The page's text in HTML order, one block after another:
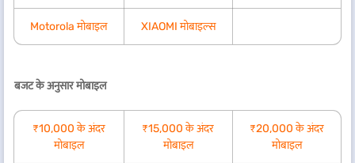
Motorola मोबाइल XIAOMI मोबाइल्स
बजट के अनुसार मोबाइल
₹10,000 के अंदर
मोबाइल
₹15,000 के अंदर
मोबाइल
₹20,000 के अंदर
मोबाइल